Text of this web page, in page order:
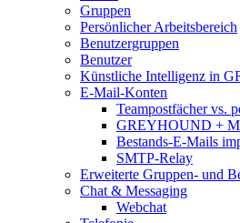
Gruppen
Persönlicher Arbeitsbereich
Benutzergruppen
Benutzer
Künstliche Intelligenz in
E-Mail-Konten
Teampostfächer vs.
GREYHOUND +
Bestands-E-Mails
SMTP-Relay
Erweiterte Gruppen- und
Chat & Messaging
Webchat